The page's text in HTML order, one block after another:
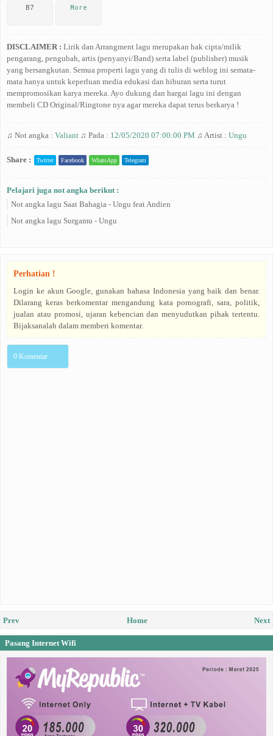
B7 More
DISCLAIMER : Lirik dan Arrangment lagu merupakan hak cipta/milik
pengarang, pengubah, artis (penyanyi/Band) serta label (publisher) musik
yang bersangkutan. Semua properti lagu yang di tulis di weblog ini semata-
mata hanya untuk keperluan media edukasi dan hiburan serta turut
mempromosikan karya mereka. Ayo dukung dan hargai lagu ini dengan
membeli CD Original/Ringtone nya agar mereka dapat terus berkarya !
♫ Not angka : Valiant ♫ Pada : 12/05/2020 07:00:00 PM ♫ Artist : Ungu
Share : Twitter Facebook WhatsApp Telegram
Pelajari juga not angka berikut :
Not angka lagu Saat Bahagia - Ungu feat Andien
Not angka lagu Surgamu - Ungu
Perhatian !
Login ke akun Google, gunakan bahasa Indonesia yang baik dan benar.
Dilarang keras berkomentar mengandung kata pornografi, sara, politik,
jualan atau promosi, ujaran kebencian dan menyudutkan pihak tertentu.
Bijaksanalah dalam memberi komentar.
0 Komentar
Next
Prev Home
Pasang Internet Wifi